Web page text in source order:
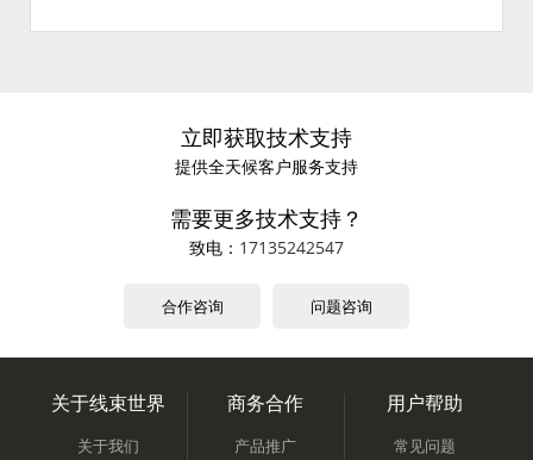
立即获取技术支持
提供全天候客户服务支持
需要更多技术支持？
致电： 17135242547
合作咨询 问题咨询
关于线束世界
关于我们
商务合作
产品推广
用户帮助
常见问题